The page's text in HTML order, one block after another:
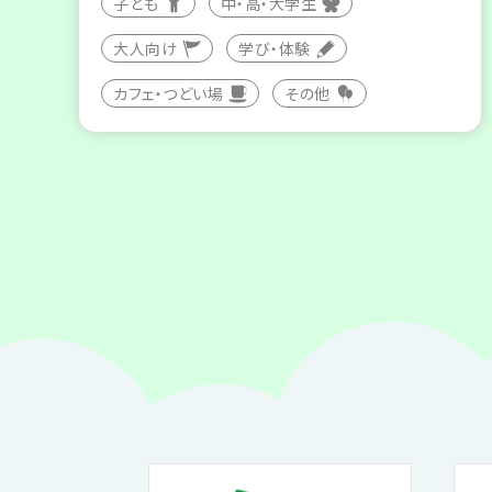
大人向け 学び・体験
カフェ・つどい場 その他